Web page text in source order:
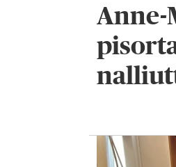
Anne-